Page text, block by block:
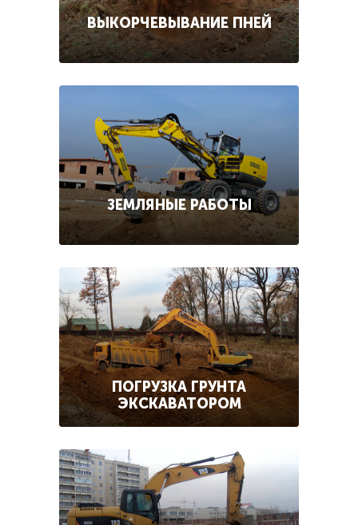
ВЫКОРЧЕВЫВАНИЕ ПНЕЙ
ЗЕМЛЯНЫЕ РАБОТЫ
ПОГРУЗКА ГРУНТА
ЭКСКАВАТОРОМ